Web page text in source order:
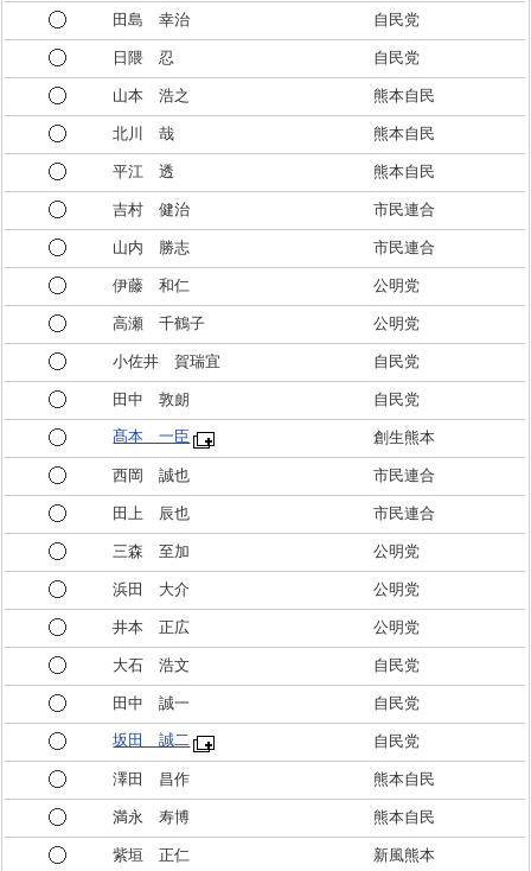
田島 幸治 自民党
日隈 忍 自民党
山本 浩之 熊本自民
北川 哉 熊本自民
平江 透 熊本自民
吉村 健治 市民連合
山内 勝志 市民連合
伊藤 和仁 公明党
高瀬 千鶴子 公明党
小佐井 賀瑞宜 自民党
田中 敦朗 自民党
髙本 一臣 創生熊本
西岡 誠也 市民連合
田上 辰也 市民連合
三森 至加 公明党
浜田 大介 公明党
井本 正広 公明党
大石 浩文 自民党
田中 誠一 自民党
坂田 誠二 自民党
澤田 昌作 熊本自民
満永 寿博 熊本自民
紫垣 正仁 新風熊本